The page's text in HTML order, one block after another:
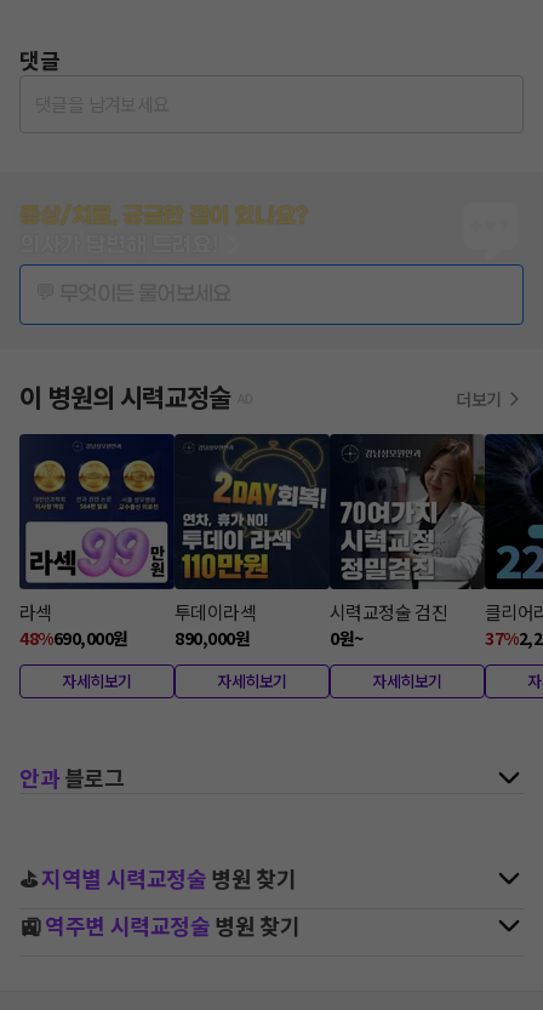
댓글
증상/치료, 궁금한 점이 있나요?
이 병원의 시력교정술 더보기
라섹
48%690,000원
자세히보기
투데이라섹
890,000원
자세히보기
시력교정술 검진
0원~
자세히보기
클리어
37%
안과블로그
⛳지역별 시력교정술병원 찾기
🚉역주변 시력교정술병원 찾기